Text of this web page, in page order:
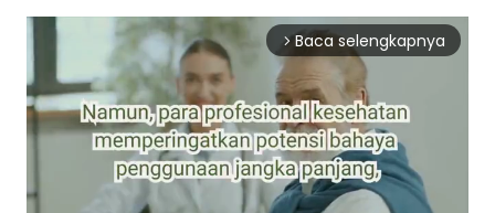
arrow_forward_ios Baca selengkapnya